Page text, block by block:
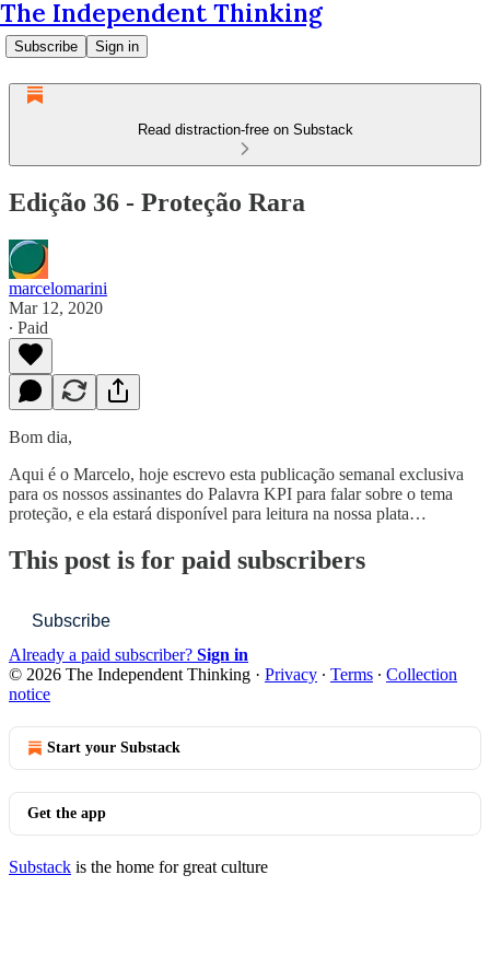
The Independent Thinking
Subscribe Sign in
Read distraction-free on Substack
Edição 36 - Proteção Rara
marcelomarini
Mar 12, 2020
∙ Paid
Bom dia,
Aqui é o Marcelo, hoje escrevo esta publicação semanal exclusiva
para os nossos assinantes do Palavra KPI para falar sobre o tema
proteção, e ela estará disponível para leitura na nossa plata…
This post is for paid subscribers
Subscribe
Already a paid subscriber? Sign in
© 2026 The Independent Thinking · Privacy ∙ Terms ∙ Collection
notice
Start your Substack
Get the app
Substack is the home for great culture